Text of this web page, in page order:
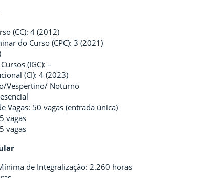
(CC): 4 (2012)
do Curso (CPC): 3 (2021)
(IGC): –
(CI): 4 (2023)
Vespertino/ Noturno
Vagas: 50 vagas (entrada única)
vagas
vagas
de Integralização: 2.260 horas